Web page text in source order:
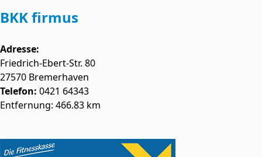
BKK firmus
Adresse:
Friedrich-Ebert-Str. 80
27570 Bremerhaven
Telefon: 0421 64343
Entfernung: 466.83 km